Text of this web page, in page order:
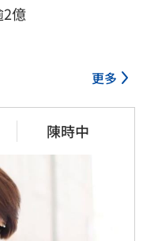
2億
更多
陳時中